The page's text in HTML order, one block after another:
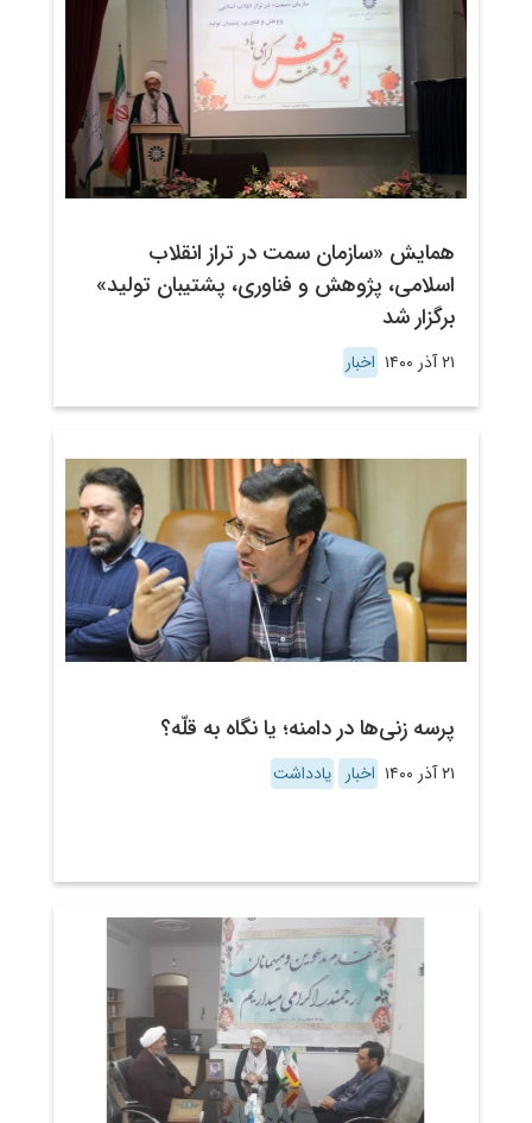
همایش «سازمان سمت در تراز انقلاب
اسلامی، پژوهش و فناوری، پشتیبان تولید»
برگزار شد
۲۱ آذر ۱۴۰۰ اخبار
پرسه زنی‌ها در دامنه؛ یا نگاه به قلّه؟
۲۱ آذر ۱۴۰۰ اخبار یادداشت